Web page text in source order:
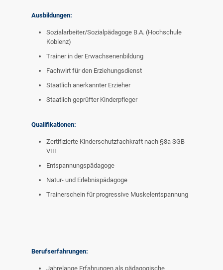
Ausbildungen:
Sozialarbeiter/Sozialpädagoge B.A. (Hochschule
Koblenz)
Trainer in der Erwachsenenbildung
Fachwirt für den Erziehungsdienst
Staatlich anerkannter Erzieher
Staatlich geprüfter Kinderpfleger
Qualifikationen:
Zertifizierte Kinderschutzfachkraft nach §8a SGB
VIII
Entspannungspädagoge
Natur- und Erlebnispädagoge
Trainerschein für progressive Muskelentspannung
Berufserfahrungen:
Jahrelange Erfahrungen als pädagogische